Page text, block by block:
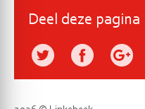
Deel deze pagina